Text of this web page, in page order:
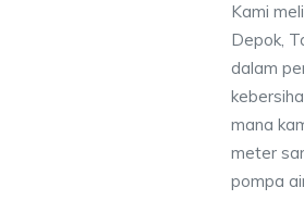
Kami
Depok,
dalam
mana
meter
pompa